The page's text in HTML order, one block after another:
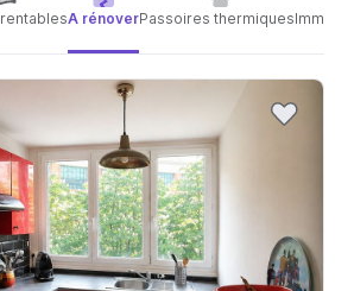
A rénoverPassoires thermiques